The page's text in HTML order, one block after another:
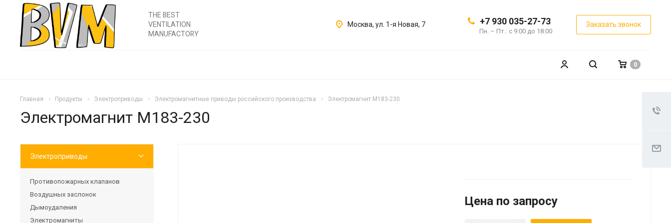
THE BEST
VENTILATION
MANUFACTORY
+7 930 035-27-73
Пн. – Пт.: с 9:00 до 18:00
Заказать звонок
Москва, ул. 1-я Новая, 7
0
Главная Продукты Электроприводы Электромагнитные приводы российского производства Электромагнит M183-230
Электромагнит M183-230
Цена по запросу
Электроприводы
Противопожарных клапанов
Воздушных заслонок
Дымоудаления
Электромагниты